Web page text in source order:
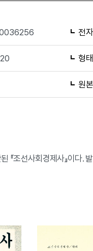
전
형태
원
『조선사회경제사』이